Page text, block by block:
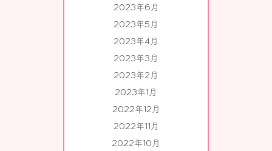
2023年6月
2023年5月
2023年4月
2023年3月
2023年2月
2023年1月
2022年12月
2022年11月
2022年10月